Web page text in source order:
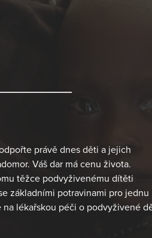
právě dnes děti a jejich
Váš dar má cenu života.
těžce podvyživenému dítěti
základními potravinami pro jednu
lékařskou péči o podvyživené